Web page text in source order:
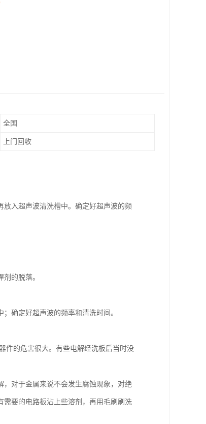
全国
上门回收
入超声波清洗槽中。确定好超声波的频
的脱落。
确定好超声波的频率和清洗时间。
件的危害很大。有些电解经洗板后当时没
，对于金属来说不会发生腐蚀现象，对绝
需要的电路板沾上些溶剂，再用毛刷刷洗